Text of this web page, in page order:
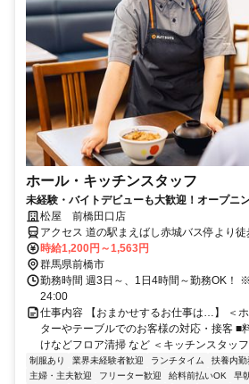
ホール・キッチンスタッフ
未経験・バイトデビューも大歓迎！オープニ
か？まかない・交通費・前給など待遇充実♪【
松屋 前橋田口店
アクセス 道の駅まえばし赤城バス停より
時給1,200円～1,563円
群馬県前橋市
勤務時間 週3日～、1日4時間～勤務OK！
24:00
仕事内容 【おまかせするお仕事は…】 ＜
ターやテーブルでのお客様の対応・接客 ■
けなどフロア清掃 など ＜キッチンスタッ
制服あり 業界未経験者歓迎 ランチタイム 扶養内
主婦・主夫歓迎
フリーター歓迎 給料前払いOK 早